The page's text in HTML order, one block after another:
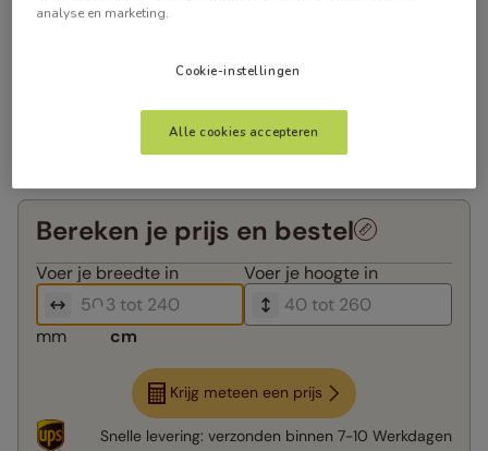
Bereken je prijs en bestel
Voer je breedte in Voer je hoogte in
mm cm
Krijg meteen een prijs
Snelle levering: verzonden binnen 7-10 Werkdagen
analyse en marketing.
Cookie-instellingen
Alle cookies accepteren